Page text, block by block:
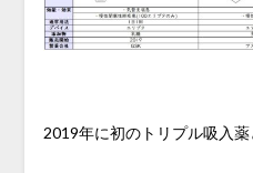
2019年に初のトリプル吸入薬